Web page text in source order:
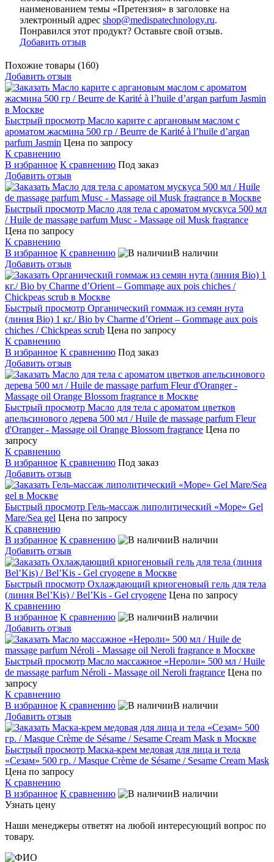
наименованием темы «Претензия» в заголовке на
электронный адрес shop@medispatechnology.ru.
Понравился этот продукт? Оставьте свой отзыв.
Добавить отзыв
Похожие товары (160)
Добавить отзыв
Быстрый просмотр Масло карите с аргановым маслом с
ароматом жасмина 500 гр / Beurre de Karité à l’huile d’argan
parfum Jasmin Цена по запросу
К сравнению
В избранное К сравнению Под заказ
Добавить отзыв
Быстрый просмотр Масло для тела с ароматом мускуса 500 мл
/ Huile de massage parfum Musc - Massage oil Musk fragrance
Цена по запросу
К сравнению
В избранное К сравнению
В наличии
Добавить отзыв
Быстрый просмотр Органический гоммаж из семян нута
(линия Bio) 1 кг./ Bio by Charme d’Orient – Gommage aux pois
chiches / Chickpeas scrub Цена по запросу
К сравнению
В избранное К сравнению Под заказ
Добавить отзыв
Быстрый просмотр Масло для тела с ароматом цветков
апельсинового дерева 500 мл / Huile de massage parfum Fleur
d'Oranger - Massage oil Orange Blossom fragrance Цена по
запросу
К сравнению
В избранное К сравнению Под заказ
Добавить отзыв
Быстрый просмотр Гель-массаж липолитический «Море» Gel
Mare/Sea gel Цена по запросу
К сравнению
В избранное К сравнению
В наличии
Добавить отзыв
Быстрый просмотр Охлаждающий криогеновый гель для тела
(линия Bel’Kis) / Bel’Kis - Gel cryogene Цена по запросу
К сравнению
В избранное К сравнению
В наличии
Добавить отзыв
Быстрый просмотр Масло массажное «Нероли» 500 мл / Huile
de massage parfum Néroli - Massage oil Neroli fragrance Цена по
запросу
К сравнению
В избранное К сравнению
В наличии
Добавить отзыв
Быстрый просмотр Маска-крем медовая для лица и тела
«Сезам» 500 гр. / Masque Crème de Sésame / Sesame Cream Mask
Цена по запросу
К сравнению
В избранное К сравнению
В наличии
Узнать цену
Наши менеджеры ответят на любой интересующий вопрос по
товару.